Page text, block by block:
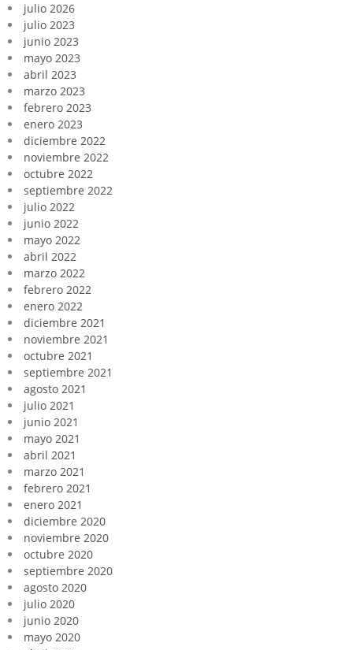
julio 2026
julio 2023
junio 2023
mayo 2023
abril 2023
marzo 2023
febrero 2023
enero 2023
diciembre 2022
noviembre 2022
octubre 2022
septiembre 2022
julio 2022
junio 2022
mayo 2022
abril 2022
marzo 2022
febrero 2022
enero 2022
diciembre 2021
noviembre 2021
octubre 2021
septiembre 2021
agosto 2021
julio 2021
junio 2021
mayo 2021
abril 2021
marzo 2021
febrero 2021
enero 2021
diciembre 2020
noviembre 2020
octubre 2020
septiembre 2020
agosto 2020
julio 2020
junio 2020
mayo 2020